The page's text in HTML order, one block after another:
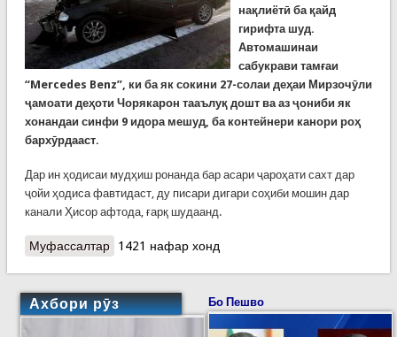
нақлиётӣ ба қайд
гирифта шуд.
Автомашинаи
сабукрави тамғаи
“Mercedes Benz”, ки ба як сокини 27-солаи деҳаи Мирзочӯли
ҷамоати деҳоти Чорякарон тааълуқ дошт ва аз ҷониби як
хонандаи синфи 9 идора мешуд, ба контейнери канори роҳ
бархӯрдааст.
Дар ин ҳодисаи мудҳиш ронанда бар асари ҷароҳати сахт дар
ҷойи ҳодиса фавтидаст, ду писари дигари соҳиби мошин дар
канали Ҳисор афтода, ғарқ шудаанд.
Муфассалтаро Хабарҳои рӯзи гузашта: Садамаи мудҳиш дар
1421 нафар хонд
Ахбори рӯз Бо Пешво